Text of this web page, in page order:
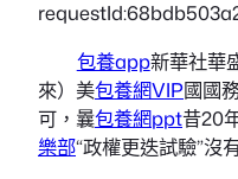
包養app新華社華
來）美包養網VIP國國
可，曩包養網ppt昔20
樂部“政權更迭試驗”沒